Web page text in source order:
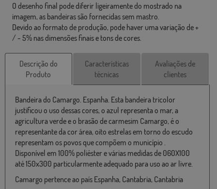
O desenho final pode diferir ligeiramente do mostrado na
imagem, as bandeiras são fornecidas sem mastro.
Devido ao formato de produção, pode haver uma variação de +
/ - 5% nas dimensões finais e tons de cores.
Descrição do
Produto
Características
técnicas
Avaliações de
clientes
Bandeira do Camargo. Espanha. Esta bandeira tricolor
justificou o uso dessas cores, o azul representa o mar, a
agricultura verde e o brasão de carmesim Camargo, é o
representante da cor área, oito estrelas em torno do escudo
representam os povos que compõem o município .
Disponível em 100% poliéster e várias medidas de 060X100
até 150x300 particularmente adequado para uso ao ar livre.
Camargo pertence ao país Espanha, Cantabria, Cantabria